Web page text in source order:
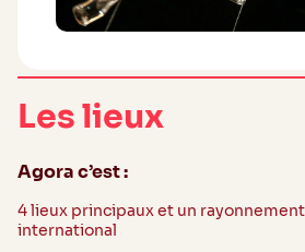
Les lieux
Agora c’est :
4 lieux principaux et un
international